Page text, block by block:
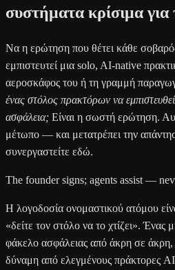
συστήματα κρίσιμα
Να η ερώτηση που θέτει κάθε
εμπιστευτεί μια solo, AI-native
αεροσκάφος του ή τη γραμμή
ένας στόλος πρακτόρων να
ασφάλεια; Είναι η σωστή ερώτηση.
μέτωπο — και μετατρέπει την
συνεργαστείτε εδώ.
The founder signs; agents assist —
Η λογοδοσία ονομαστικού ατόμου
«δείτε τον στόλο να το χτίζει». Ένας
φάκελο ασφάλειας από άκρη σε
δύναμη από ελεγμένους πράκτορες